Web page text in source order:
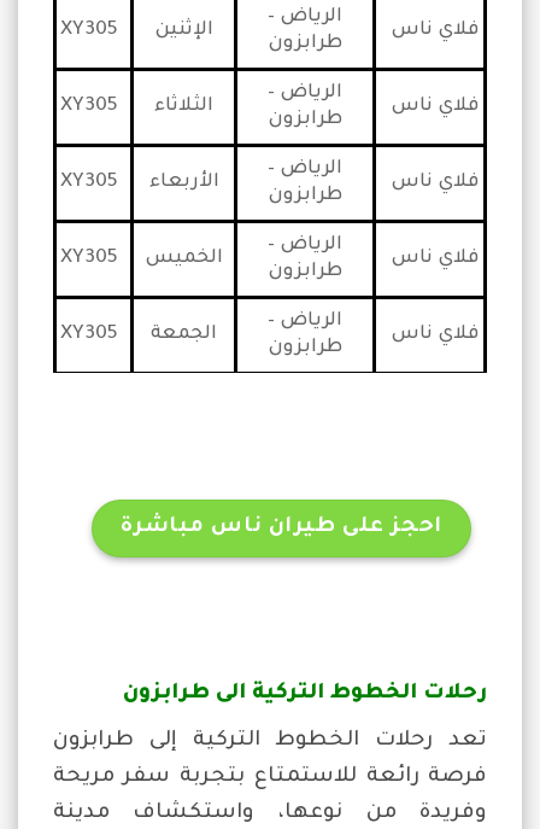
فلاي ناس
الرياض –
طرابزون
الإثنين XY305
فلاي ناس
الرياض –
طرابزون
الثلاثاء XY305
فلاي ناس
الرياض –
طرابزون
الأربعاء XY305
فلاي ناس
الرياض –
طرابزون
الخميس XY305
فلاي ناس
الرياض –
طرابزون
الجمعة XY305
احجز على طيران ناس مباشرة
رحلات الخطوط التركية الى طرابزون
تعد رحلات الخطوط التركية إلى طرابزون
فرصة رائعة للاستمتاع بتجربة سفر مريحة
وفريدة من نوعها، واستكشاف مدينة